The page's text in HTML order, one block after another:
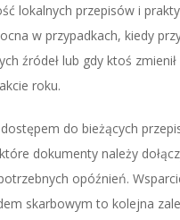
lokalnych przepisów i
w przypadkach, kiedy
źródeł lub gdy ktoś zmienił
roku.
do bieżących
dokumenty należy
opóźnień.
skarbowym to kolejna